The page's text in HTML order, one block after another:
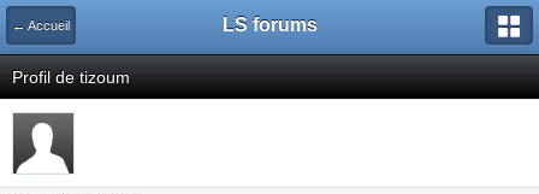
← Accueil LS forums
Profil de tizoum